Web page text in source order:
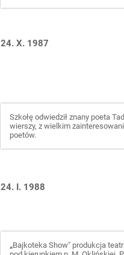
24. X. 1987
Szkołę odwiedził znany poeta
wierszy, z wielkim
poetów.
24. I. 1988
„Bajkoteka Show" produkcja